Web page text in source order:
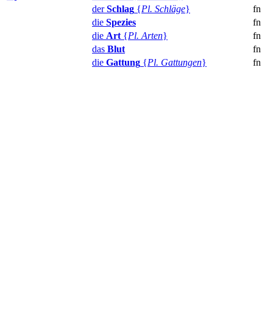
derSchlag {Pl. Schläge}
fn
die Spezies
fn
die Art {Pl. Arten}
fn
das Blut
fn
die Gattung {Pl. Gattungen} fn